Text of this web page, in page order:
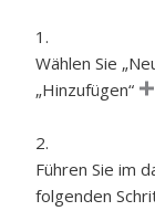
Wählen Sie
„Hinzufügen“
Führen Sie im
folgenden